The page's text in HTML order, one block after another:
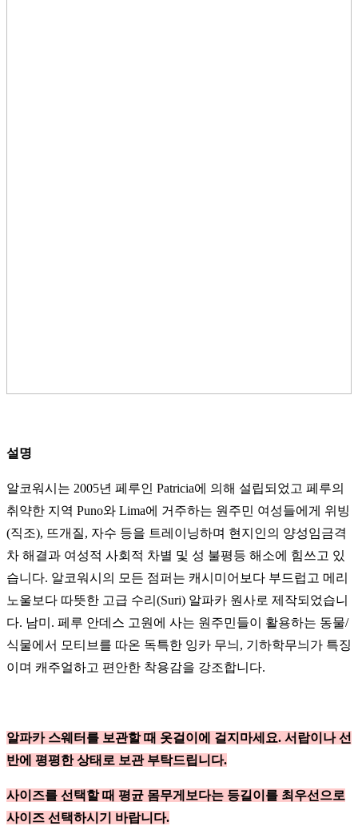
설명
알코워시는 2005년 페루인 Patricia에 의해 설립되었고 페루의
취약한 지역 Puno와 Lima에 거주하는 원주민 여성들에게 위빙
(직조), 뜨개질, 자수 등을 트레이닝하며 현지인의 양성임금격
차 해결과 여성적 사회적 차별 및 성 불평등 해소에 힘쓰고 있
습니다. 알코워시의 모든 점퍼는 캐시미어보다 부드럽고 메리
노울보다 따뜻한 고급 수리(Suri) 알파카 원사로 제작되었습니
다. 남미. 페루 안데스 고원에 사는 원주민들이 활용하는 동물/
식물에서 모티브를 따온 독특한 잉카 무늬, 기하학무늬가 특징
이며 캐주얼하고 편안한 착용감을 강조합니다.
알파카 스웨터를 보관할 때 옷걸이에 걸지마세요. 서랍이나 선
반에 평평한 상태로 보관 부탁드립니다.
사이즈를 선택할 때 평균 몸무게보다는 등길이를 최우선으로
사이즈 선택하시기 바랍니다.